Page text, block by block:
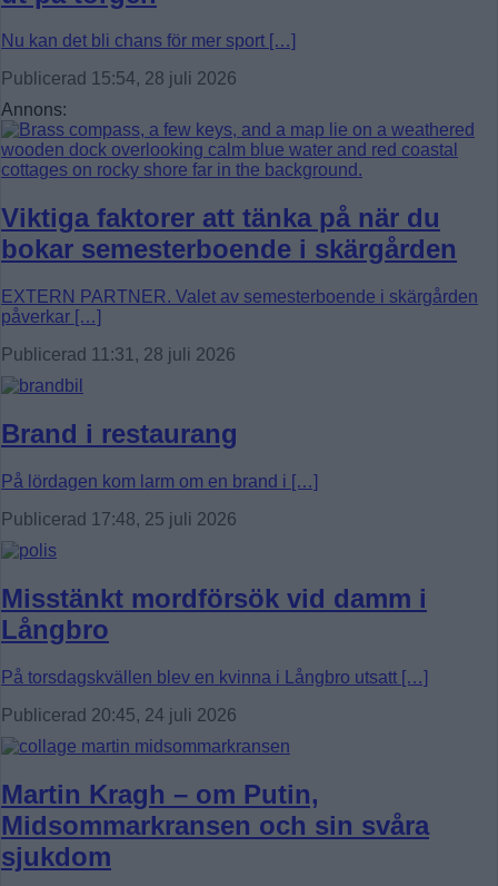
Nu kan det bli chans för mer sport […]
Publicerad 15:54, 28 juli 2026
Annons:
Viktiga faktorer att tänka på när du
bokar semesterboende i skärgården
EXTERN PARTNER. Valet av semesterboende i skärgården
påverkar […]
Publicerad 11:31, 28 juli 2026
Brand i restaurang
På lördagen kom larm om en brand i […]
Publicerad 17:48, 25 juli 2026
Misstänkt mordförsök vid damm i
Långbro
På torsdagskvällen blev en kvinna i Långbro utsatt […]
Publicerad 20:45, 24 juli 2026
Martin Kragh – om Putin,
Midsommarkransen och sin svåra
sjukdom